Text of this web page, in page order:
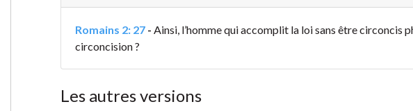
Romains 2: 27- Ainsi, l’homme qui accomplit la loi sans être circoncis
circoncision ?
Les autres versions